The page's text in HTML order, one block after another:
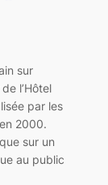
sur
l’Hôtel
par les
2000.
sur un
au public